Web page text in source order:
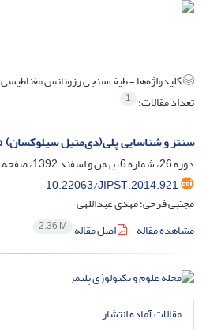
کلیدواژه‌ها =طیف‌سنجی رزونانس
تعداد مقالات: 1
سنتز و شناسایی پلی(دی‌متیل سیلوکسان) ω-هالوژن‌دارشده
دوره 26، شماره 6، بهمن و اسفند 1392، صفحه
10.22063/JIPST.2014.921
مجتبی فرخی؛ مهدی عبداللهی
مشاهده مقاله
اصل مقاله 2.36 M
مقالات آماده انتشار